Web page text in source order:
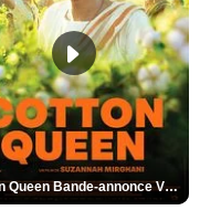
Cotton Queen Bande-annonce VO STFR